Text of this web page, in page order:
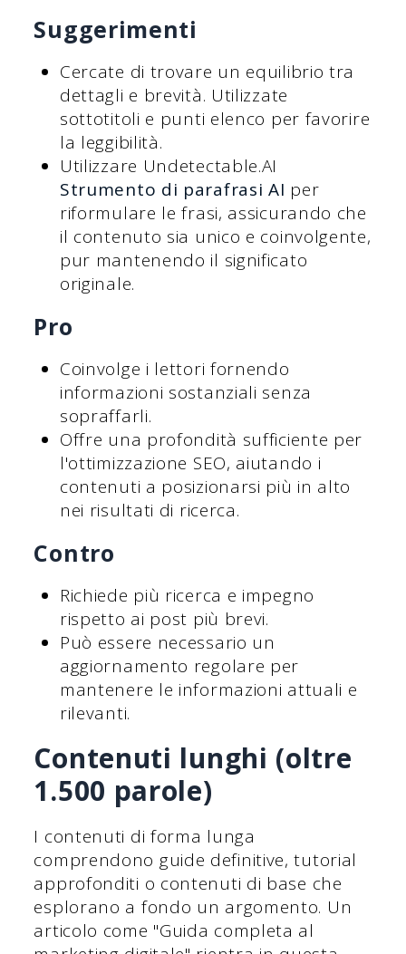
Suggerimenti
Cercate di trovare un equilibrio tra
dettagli e brevità. Utilizzate
sottotitoli e punti elenco per favorire
la leggibilità.
Utilizzare Undetectable.AI
Strumento di parafrasi AI per
riformulare le frasi, assicurando che
il contenuto sia unico e coinvolgente,
pur mantenendo il significato
originale.
Pro
Coinvolge i lettori fornendo
informazioni sostanziali senza
sopraffarli.
Offre una profondità sufficiente per
l'ottimizzazione SEO, aiutando i
contenuti a posizionarsi più in alto
nei risultati di ricerca.
Contro
Richiede più ricerca e impegno
rispetto ai post più brevi.
Può essere necessario un
aggiornamento regolare per
mantenere le informazioni attuali e
rilevanti.
Contenuti lunghi (oltre
1.500 parole)
I contenuti di forma lunga
comprendono guide definitive, tutorial
approfonditi o contenuti di base che
esplorano a fondo un argomento. Un
articolo come "Guida completa al